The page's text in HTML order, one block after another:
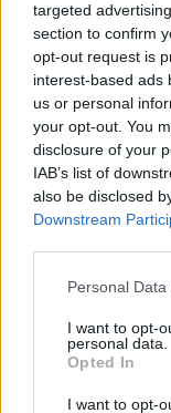
targeted
section to confirm
opt-out request is
interest-based ads
us or personal
your opt-out. You
disclosure of your
IAB’s list of
also be disclosed
Downstream
Please note that
not limited to your
grant or deny
use your data for
consent section.
Personal
I want to opt-
personal data.
Opted In
I want to opt-
Μοτζτάμπα
για την υγεία
09.08.2026